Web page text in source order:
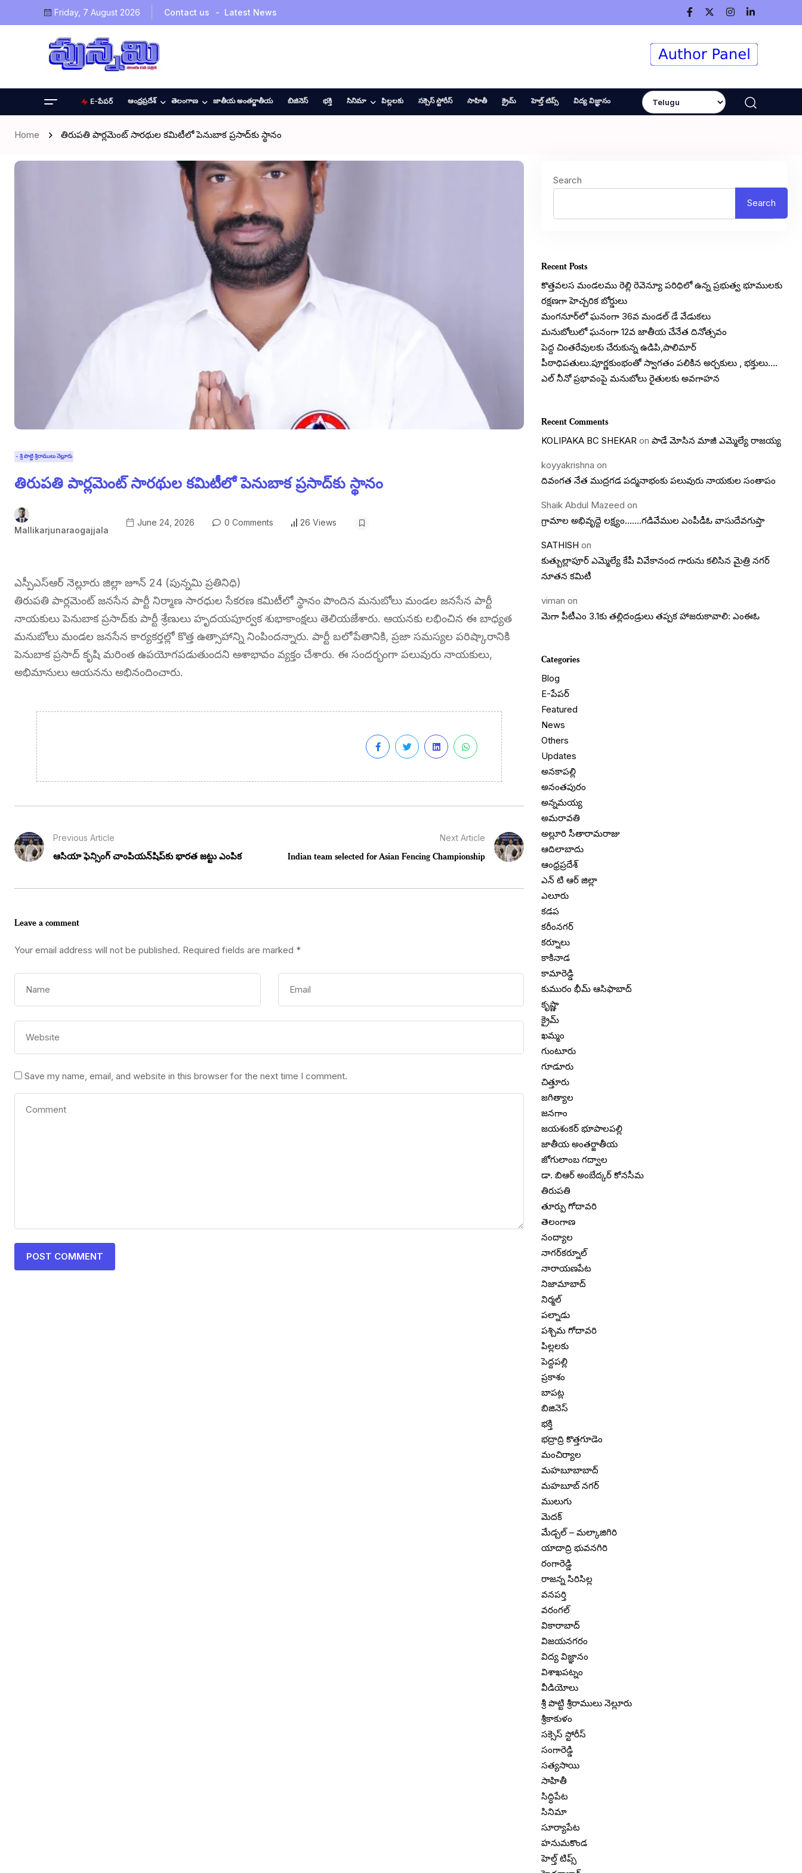
Friday, 7 August 2026 Contact us Latest News
E-పేపర్ ఆంధ్రప్రదేశ్ తెలంగాణ జాతీయ అంతర్జాతీయ బిజినెస్ భక్తి సినిమా పిల్లలకు సక్సెస్ స్టోరీస్ సాహితీ క్రైమ్ హెల్త్ టిప్స్ విద్య విజ్ఞానం
Home తిరుపతి పార్లమెంట్ సారథుల కమిటీలో పెనుబాక ప్రసాద్‌కు స్థానం
- శ్రీ పొట్టి శ్రీరాములు నెల్లూరు
తిరుపతి పార్లమెంట్ సారథుల కమిటీలో పెనుబాక ప్రసాద్‌కు స్థానం
Mallikarjunaraogajjala
June 24, 2026 0 Comments 26 Views
ఎస్పీఎస్ఆర్ నెల్లూరు జిల్లా జూన్ 24 (పున్నమి ప్రతినిధి)
తిరుపతి పార్లమెంట్ జనసేన పార్టీ నిర్మాణ సారధుల సేకరణ కమిటీలో స్థానం పొందిన మనుబోలు మండల జనసేన పార్టీ
నాయకులు పెనుబాక ప్రసాద్‌కు పార్టీ శ్రేణులు హృదయపూర్వక శుభాకాంక్షలు తెలియజేశారు. ఆయనకు లభించిన ఈ బాధ్యత
మనుబోలు మండల జనసేన కార్యకర్తల్లో కొత్త ఉత్సాహాన్ని నింపిందన్నారు. పార్టీ బలోపేతానికి, ప్రజా సమస్యల పరిష్కారానికి
పెనుబాక ప్రసాద్ కృషి మరింత ఉపయోగపడుతుందని ఆశాభావం వ్యక్తం చేశారు. ఈ సందర్భంగా పలువురు నాయకులు,
అభిమానులు ఆయనను అభినందించారు.
Previous Article
ఆసియా ఫెన్సింగ్ చాంపియన్‌షిప్‌కు భారత జట్టు ఎంపిక
Next Article
Indian team selected for Asian Fencing Championship
Leave a comment
Your email address will not be published. Required fields are marked *
Save my name, email, and website in this browser for the next time I comment.
Search
Search
Recent Posts
కొత్తవలస మండలము రెల్లి రెవెన్యూ పరిధిలో ఉన్న ప్రభుత్వ భూములకు
రక్షణగా హెచ్చరిక బోర్డులు
మంగనూర్‌లో ఘనంగా 36వ మండల్ డే వేడుకలు
మనుబోలులో ఘనంగా 12వ జాతీయ చేనేత దినోత్సవం
పెద్ద చింతరేవులకు చేరుకున్న ఉడిపి,పాలిమార్
పీఠాధిపతులు.పూర్ణకుంభంతో స్వాగతం పలికిన అర్చకులు , భక్తులు….
ఎల్ నీనో ప్రభావంపై మనుబోలు రైతులకు అవగాహన
Recent Comments
KOLIPAKA BC SHEKAR onపాడే మోసిన మాజీ ఎమ్మెల్యే రాజయ్య
koyyakrishna on
దివంగత నేత ముద్రగడ పద్మనాభంకు పలువురు నాయకుల సంతాపం
Shaik Abdul Mazeed on
గ్రామాల అభివృద్దె లక్ష్యం…….గడివేముల ఎంపీడీఓ వాసుదేవగుప్తా
SATHISH on
కుత్బుల్లాపూర్ ఎమ్మెల్యే కేపీ వివేకానంద గారును కలిసిన మైత్రి నగర్
నూతన కమిటీ
viman on
మెగా పీటీఎం 3.1కు తల్లిదండ్రులు తప్పక హాజరుకావాలి: ఎంఈఓ
Categories
Blog
E-పేపర్
Featured
News
Others
Updates
అనకాపల్లి
అనంతపురం
అన్నమయ్య
అమరావతి
అల్లూరి సీతారామరాజు
ఆదిలాబాదు
ఆంధ్రప్రదేశ్
ఎన్ టి ఆర్ జిల్లా
ఎలూరు
కడప
కరీంనగర్
కర్నూలు
కాకినాడ
కామారెడ్డి
కుమురం భీమ్ ఆసిఫాబాద్
కృష్ణా
క్రైమ్
ఖమ్మం
గుంటూరు
గూడూరు
చిత్తూరు
జగిత్యాల
జనగాం
జయశంకర్ భూపాలపల్లి
జాతీయ అంతర్జాతీయ
జోగులాంబ గద్వాల
డా. బిఆర్ అంబేద్కర్ కోనసీమ
తిరుపతి
తూర్పు గోదావరి
తెలంగాణ
నంద్యాల
నాగర్‌కర్నూల్
నారాయణపేట
నిజామాబాద్
నిర్మల్
పల్నాడు
పశ్చిమ గోదావరి
పిల్లలకు
పెద్దపల్లి
ప్రకాశం
బాపట్ల
బిజినెస్
భక్తి
భద్రాద్రి కొత్తగూడెం
మంచిర్యాల
మహబూబాబాద్
మహబూబ్ నగర్
ములుగు
మెదక్
మేడ్చల్ – మల్కాజిగిరి
యాదాద్రి భువనగిరి
రంగారెడ్డి
రాజన్న సిరిసిల్ల
వనపర్తి
వరంగల్
వికారాబాద్
విజయనగరం
విద్య విజ్ఞానం
విశాఖపట్నం
వీడియోలు
శ్రీ పొట్టి శ్రీరాములు నెల్లూరు
శ్రీకాకుళం
సక్సెస్ స్టోరీస్
సంగారెడ్డి
సత్యసాయి
సాహితీ
సిద్ధిపేట
సినిమా
సూర్యాపేట
హనుమకొండ
హెల్త్ టిప్స్